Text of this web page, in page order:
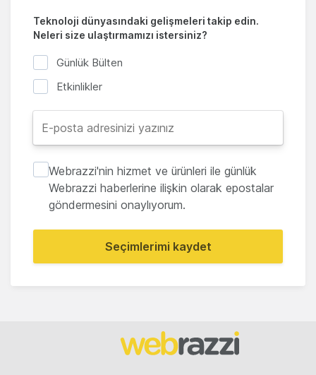
Teknoloji dünyasındaki gelişmeleri takip edin.
Neleri size ulaştırmamızı istersiniz?
Günlük Bülten
Etkinlikler
Webrazzi'nin hizmet ve ürünleri ile günlük
Webrazzi haberlerine ilişkin olarak epostalar
göndermesini onaylıyorum.
Seçimlerimi kaydet